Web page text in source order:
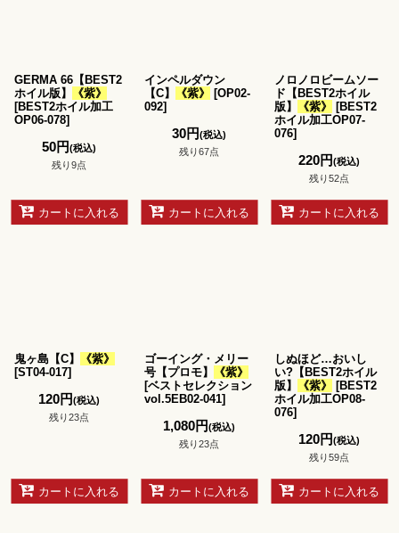
GERMA 66【BEST2
ホイル版】
《紫》
[BEST2ホイル加工
OP06-078]
50円(税込)
残り9点
カートに入れる
インペルダウン
【C】
《紫》 [OP02-
092]
30円(税込)
残り67点
カートに入れる
ノロノロビームソー
ド【BEST2ホイル
版】
《紫》 [BEST2
ホイル加工OP07-
076]
220円(税込)
残り52点
カートに入れる
鬼ヶ島【C】
《紫》
[ST04-017]
120円(税込)
残り23点
カートに入れる
ゴーイング・メリー
号【プロモ】
《紫》
[ベストセレクション
vol.5EB02-041]
1,080円(税込)
残り23点
カートに入れる
しぬほど…おいし
い?【BEST2ホイル
版】
《紫》 [BEST2
ホイル加工OP08-
076]
120円(税込)
残り59点
カートに入れる